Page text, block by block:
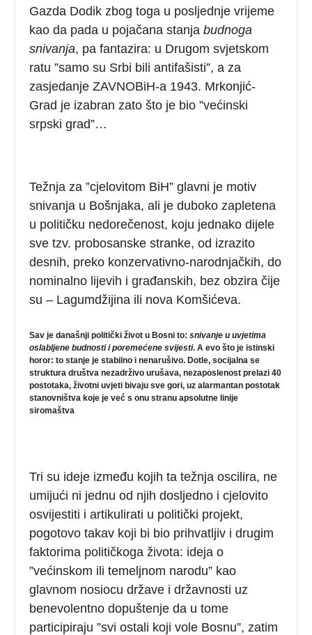
Gazda Dodik zbog toga u posljednje vrijeme
kao da pada u pojačana stanjabudnoga
snivanja, pa fantazira: u Drugom svjetskom
ratu ”samo su Srbi bili antifašisti”, a za
zasjedanje ZAVNOBiH-a 1943. Mrkonjić-
Grad je izabran zato što je bio ”većinski
srpski grad”…
Težnja za ”cjelovitom BiH” glavni je motiv
snivanja u Bošnjaka, ali je duboko zapletena
u političku nedorečenost, koju jednako dijele
sve tzv. probosanske stranke, od izrazito
desnih, preko konzervativno-narodnjačkih, do
nominalno lijevih i građanskih, bez obzira čije
su – Lagumdžijina ili nova Komšićeva.
Sav je današnji politički život u Bosni to:snivanje u uvjetima
oslabljene budnosti i poremećene svijesti. A evo što je istinski
horor: to stanje je stabilno i nenarušivo. Dotle, socijalna se
struktura društva nezadrživo urušava, nezaposlenost prelazi 40
postotaka, životni uvjeti bivaju sve gori, uz alarmantan postotak
stanovništva koje je već s onu stranu apsolutne linije
siromaštva
Tri su ideje između kojih ta težnja oscilira, ne
umijući ni jednu od njih dosljedno i cjelovito
osvijestiti i artikulirati u politički projekt,
pogotovo takav koji bi bio prihvatljiv i drugim
faktorima političkoga života: ideja o
”većinskom ili temeljnom narodu” kao
glavnom nosiocu države i državnosti uz
benevolentno dopuštenje da u tome
participiraju ”svi ostali koji vole Bosnu”, zatim